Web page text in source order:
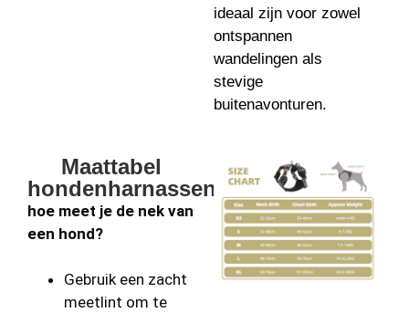
ideaal zijn voor zowel
ontspannen
wandelingen als
stevige
buitenavonturen.
Maattabel
hondenharnassen
hoe meet je de nek van
een hond?
Gebruik een zacht
meetlint om te